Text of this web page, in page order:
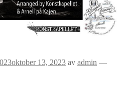
oktober 13, 2023 av admin —